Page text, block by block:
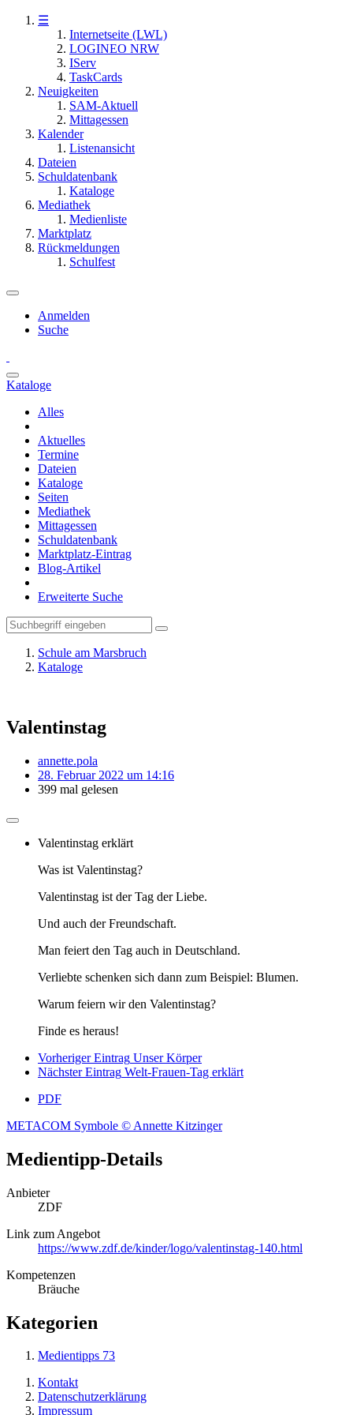
☰
Internetseite (LWL)
LOGINEO NRW
IServ
TaskCards
Neuigkeiten
SAM-Aktuell
Mittagessen
Kalender
Listenansicht
Dateien
Schuldatenbank
Kataloge
Mediathek
Medienliste
Marktplatz
Rückmeldungen
Schulfest
Anmelden
Suche
Kataloge
Alles
Aktuelles
Termine
Dateien
Kataloge
Seiten
Mediathek
Mittagessen
Schuldatenbank
Marktplatz-Eintrag
Blog-Artikel
Erweiterte Suche
Schule am Marsbruch
Kataloge
Valentinstag
annette.pola
28. Februar 2022 um 14:16
399 mal gelesen
Valentinstag erklärt
Was ist Valentinstag?
Valentinstag ist der Tag der Liebe.
Und auch der Freundschaft.
Man feiert den Tag auch in Deutschland.
Verliebte schenken sich dann zum Beispiel: Blumen.
Warum feiern wir den Valentinstag?
Finde es heraus!
Vorheriger Eintrag Unser Körper
Nächster Eintrag Welt-Frauen-Tag erklärt
PDF
METACOM Symbole © Annette Kitzinger
Medientipp-Details
Anbieter
ZDF
Link zum Angebot
https://www.zdf.de/kinder/logo/valentinstag-140.html
Kompetenzen
Bräuche
Kategorien
Medientipps 73
Kontakt
Datenschutzerklärung
Impressum